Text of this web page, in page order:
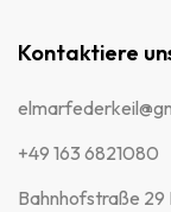
Kontaktiere
+49 163 6821080
Bahnhofstraße